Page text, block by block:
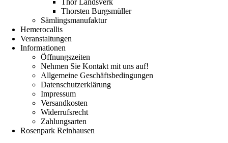
Thor Landsverk
Thorsten Burgsmüller
Sämlingsmanufaktur
Hemerocallis
Veranstaltungen
Informationen
Öffnungszeiten
Nehmen Sie Kontakt mit uns auf!
Allgemeine Geschäftsbedingungen
Datenschutzerklärung
Impressum
Versandkosten
Widerrufsrecht
Zahlungsarten
Rosenpark Reinhausen